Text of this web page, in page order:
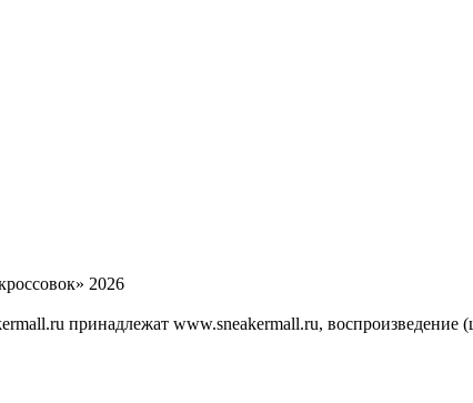
2026
принадлежат www.sneakermall.ru,